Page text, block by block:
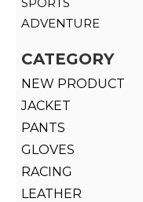
ADVENTURE
CATEGORY
NEW PRODUCT
JACKET
PANTS
GLOVES
RACING
LEATHER